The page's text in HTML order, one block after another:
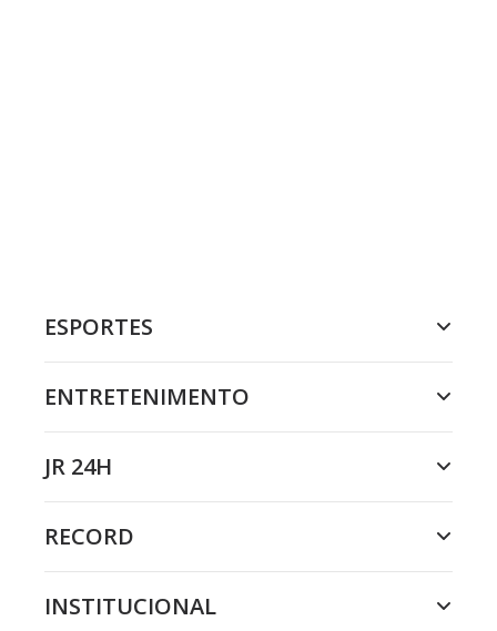
ESPORTES
ENTRETENIMENTO
JR 24H
RECORD
INSTITUCIONAL